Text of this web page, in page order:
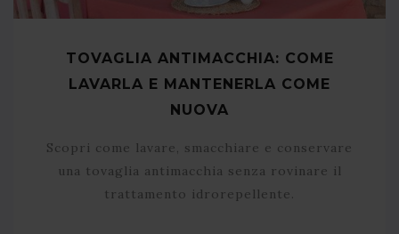
TOVAGLIA ANTIMACCHIA: COME
LAVARLA E MANTENERLA COME
NUOVA
Scopri come lavare, smacchiare e conservare
una tovaglia antimacchia senza rovinare il
trattamento idrorepellente.